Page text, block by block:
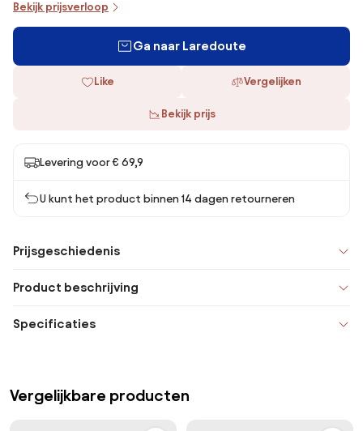
Bekijk prijsverloop
Ga naar Laredoute
Like Vergelijken
Bekijk prijs
Levering voor € 69,9
U kunt het product binnen 14 dagen retourneren
Prijsgeschiedenis
Product beschrijving
Specificaties
Vergelijkbare producten